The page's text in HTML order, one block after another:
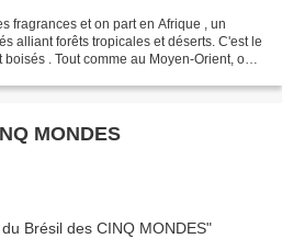
fragrances et on part en Afrique , un
alliant forêts tropicales et déserts. C'est le
. Tout comme au Moyen-Orient, on
MONDES